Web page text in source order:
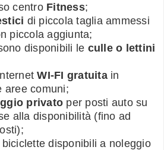
centro Fitness;
di piccola taglia ammessi
piccola aggiunta;
disponibili le culle o lettini
WI-FI gratuitain
aree comuni;
privato per posti auto su
alla disponibilità (fino ad
biciclette disponibili a noleggio